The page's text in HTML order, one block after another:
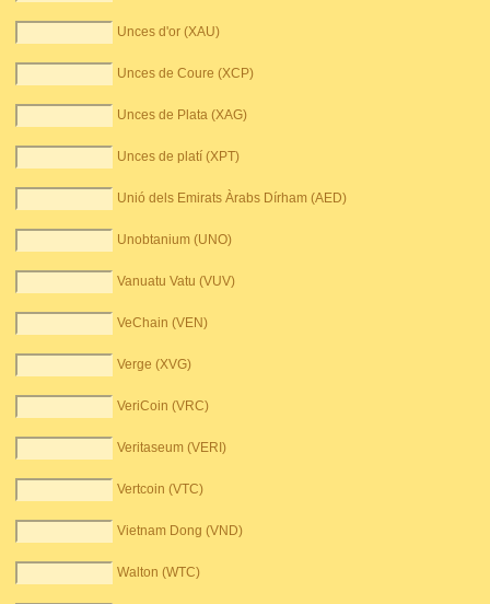
Unces d'or (XAU)
Unces de Coure (XCP)
Unces de Plata (XAG)
Unces de platí (XPT)
Unió dels Emirats Àrabs Dírham (AED)
Unobtanium (UNO)
Vanuatu Vatu (VUV)
VeChain (VEN)
Verge (XVG)
VeriCoin (VRC)
Veritaseum (VERI)
Vertcoin (VTC)
Vietnam Dong (VND)
Walton (WTC)